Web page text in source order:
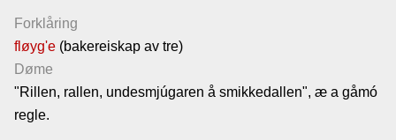
Forklåring
fløyg'e (bakereiskap av tre)
Døme
"Rillen, rallen, undesmjúgaren å smikkedallen", æ a gåmó
regle.
vallemålet
Gjestebok